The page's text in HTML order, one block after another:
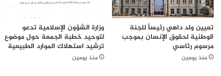
تعيين ولد داهي رئيساً للجنة
الوطنية لحقوق الإنسان بموجب
مرسوم رئاسي
منذ يومين
وزارة الشؤون الإسلامية تدعو
لتوحيد خطبة الجمعة حول موضوع
ترشيد استهلاك الموارد الطبيعية
منذ يومين